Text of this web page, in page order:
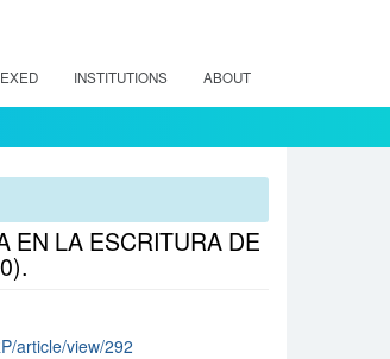
INSTITUTIONS ABOUT
EN LA ESCRITURA DE
article/view/292